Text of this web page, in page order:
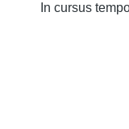
In cursus